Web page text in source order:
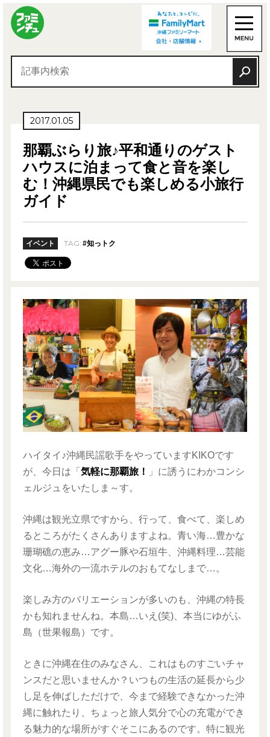
2017.01.05
那覇ぶらり旅♪平和通りのゲスト
ハウスに泊まって食と音を楽し
む！沖縄県民でも楽しめる小旅行
ガイド
イベント TAG: #知っトク
ハイタイ♪沖縄民謡歌手をやっていますKIKOです
が、今日は「気軽に那覇旅！
」に誘うにわかコンシ
ェルジュをいたしま～す。
沖縄は観光立県ですから、行って、食べて、楽しめ
るところがたくさんありますよね。青い海…豊かな
珊瑚礁の恵み…アグー豚や石垣牛、沖縄料理…芸能
文化…海外の一流ホテルのおもてなしまで…。
楽しみ方のバリエーションが多いのも、沖縄の特長
かも知れませんね。本島…いえ(笑)、本当にゆがふ
島（世果報島）です。
ときに沖縄在住のみなさん、これはものすごいチャ
ンスだと思いませんか？いつもの生活の延長から少
し足を伸ばしただけで、今まで経験できなかった沖
縄に触れたり、ちょっと旅人気分で心の充電ができ
る魅力的な場所がすぐそこにあるのです。特に観光